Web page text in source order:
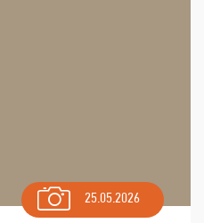
25.05.2026